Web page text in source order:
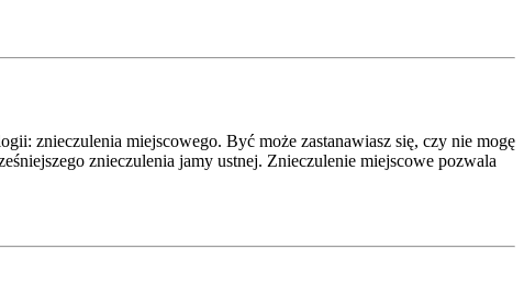
znieczulenia miejscowego. Być może zastanawiasz się, czy nie mogę
znieczulenia jamy ustnej. Znieczulenie miejscowe pozwala